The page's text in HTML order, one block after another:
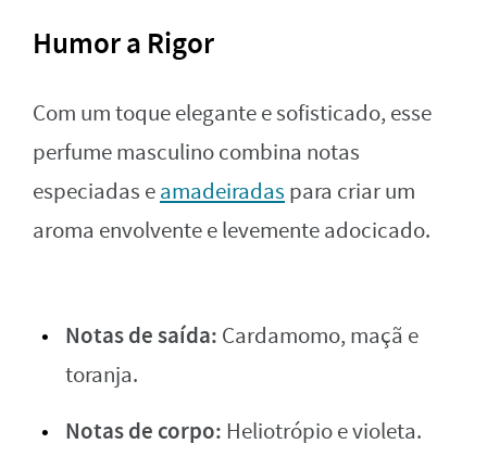
Humor a Rigor
Com um toque elegante e sofisticado, esse
perfume masculino combina notas
especiadas eamadeiradas para criar um
aroma envolvente e levemente adocicado.
Notas de saída: Cardamomo, maçã e
toranja.
Notas de corpo: Heliotrópio e violeta.